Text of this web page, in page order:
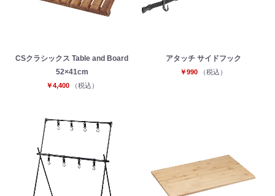
CSクラシックス Table and Board
52×41cm
￥4,400 （税込）
アタッチ サイドフック
￥990 （税込）